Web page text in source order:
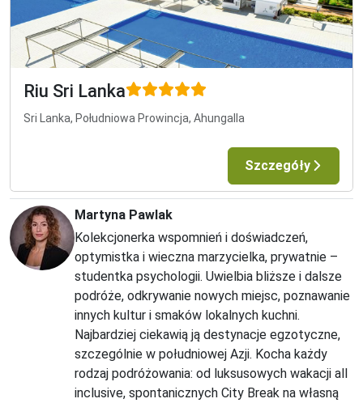
Riu Sri Lanka
Sri Lanka, Południowa Prowincja, Ahungalla
Szczegóły
Martyna Pawlak
Kolekcjonerka wspomnień i doświadczeń,
optymistka i wieczna marzycielka, prywatnie –
studentka psychologii. Uwielbia bliższe i dalsze
podróże, odkrywanie nowych miejsc, poznawanie
innych kultur i smaków lokalnych kuchni.
Najbardziej ciekawią ją destynacje egzotyczne,
szczególnie w południowej Azji. Kocha każdy
rodzaj podróżowania: od luksusowych wakacji all
inclusive, spontanicznych City Break na własną